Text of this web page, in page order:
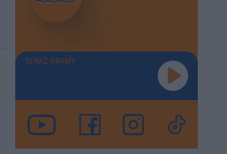
TERAZ GRAMY